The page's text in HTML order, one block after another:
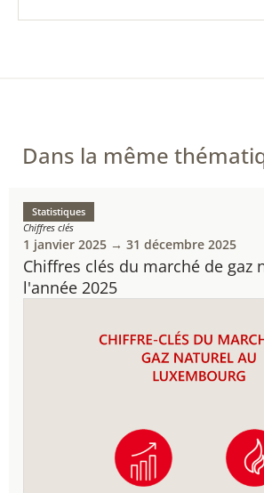
Dans la même
Chiffres clés du marché de gaz
l'année 2025
Statistiques
Chiffres clés
1 janvier 2025 → 31 décembre 2025